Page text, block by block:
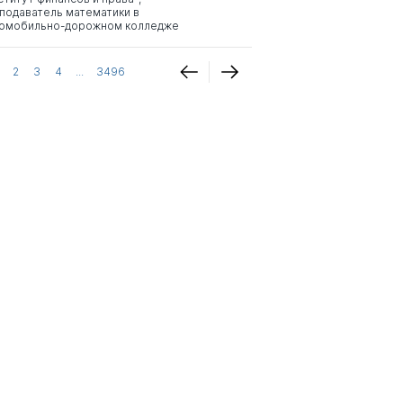
математики в
дорожном колледже
2 3 4 ... 3496